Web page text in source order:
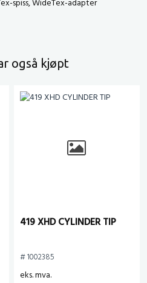
spiss, WideTex-adapter
også kjøpt
419 XHD CYLINDER TIP
# 1002385
eks. mva.